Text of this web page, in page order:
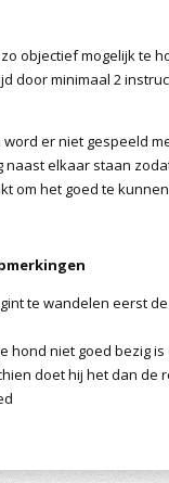
objectief mogelijk te
door minimaal 2
er niet gespeeld
naast elkaar staan
om het goed te
te wandelen eerst
hond niet goed bezig
doet hij het dan de